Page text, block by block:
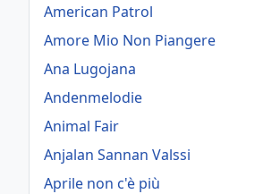
American Patrol
Amore Mio Non Piangere
Ana Lugojana
Andenmelodie
Animal Fair
Anjalan Sannan Valssi
Aprile non c'è più